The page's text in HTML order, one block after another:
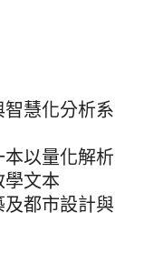
慧化分析系
以量化解析
學文本
都市設計與